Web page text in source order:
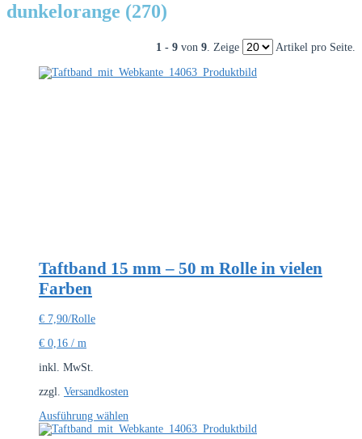
dunkelorange (270)
1 - 9 von 9. Zeige Artikel pro Seite.
Taftband 15 mm – 50 m Rolle in vielen
Farben
€ 7,90/Rolle
€ 0,16 / m
inkl. MwSt.
zzgl. Versandkosten
Ausführung wählen
Produkt